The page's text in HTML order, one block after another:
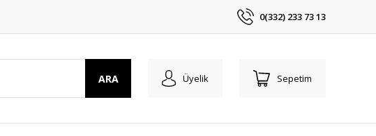
0(332) 233 73 13
ARA Üyelik Sepetim